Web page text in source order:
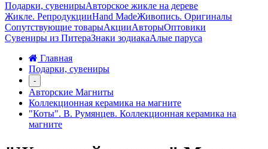
Подарки, сувенирыАвторское жикле на дереве
Жикле. РепродукцииHand MadeЖивопись. Оригиналы
Сопутствующие товарыАкцииАвторыОптовики
Сувениры из ПитераЗнаки зодиакаАлые паруса
Главная
Подарки, сувениры
-
Авторские Магниты
Коллекционная керамика на магните
"Коты". В. Румянцев. Коллекционная керамика на
магните